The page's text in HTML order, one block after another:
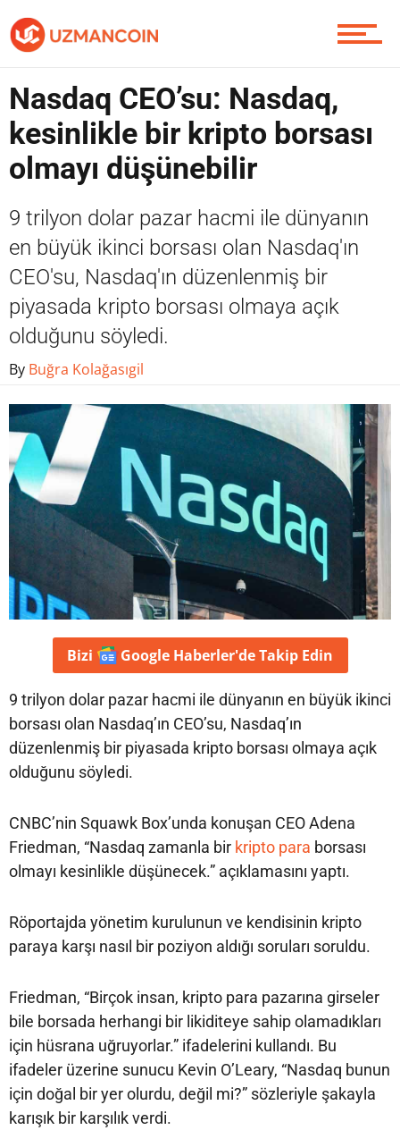
Yazarlardan
Piyasa
Contact / İletişim
Nasdaq CEO’su: Nasdaq,
kesinlikle bir kripto borsası
olmayı düşünebilir
9 trilyon dolar pazar hacmi ile dünyanın
en büyük ikinci borsası olan Nasdaq'ın
CEO'su, Nasdaq'ın düzenlenmiş bir
piyasada kripto borsası olmaya açık
olduğunu söyledi.
By Buğra Kolağasıgil
Bizi Google Haberler'deTakip Edin
9 trilyon dolar pazar hacmi ile dünyanın en büyük ikinci
borsası olan Nasdaq’ın CEO’su, Nasdaq’ın
düzenlenmiş bir piyasada kripto borsası olmaya açık
olduğunu söyledi.
CNBC’nin Squawk Box’unda konuşan CEO Adena
Friedman, “Nasdaq zamanla bir kripto para borsası
olmayı kesinlikle düşünecek.” açıklamasını yaptı.
Röportajda yönetim kurulunun ve kendisinin kripto
paraya karşı nasıl bir poziyon aldığı soruları soruldu.
Friedman, “Birçok insan, kripto para pazarına girseler
bile borsada herhangi bir likiditeye sahip olamadıkları
için hüsrana uğruyorlar.” ifadelerini kullandı. Bu
ifadeler üzerine sunucu Kevin O’Leary, “Nasdaq bunun
için doğal bir yer olurdu, değil mi?” sözleriyle şakayla
karışık bir karşılık verdi.